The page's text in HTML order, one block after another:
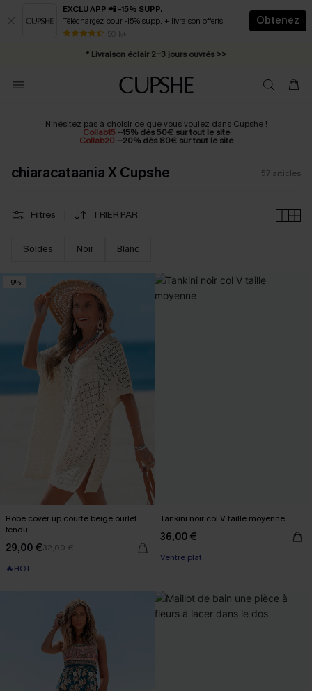
EXCLU APP 📲 -15% SUPP.
Téléchargez pour -15% supp. + livraison offerts !
50 k+
Obtenez
* Livraison éclair 2-3 jours ouvrés >>
Abonnement E-mail : -25% dès 4 achetés >>
N'hésitez pas à choisir ce que vous voulez dans Cupshe !
Collab15 --15% dès 50€ sur tout le site
Collab20 --20% dès 80€ sur tout le site
chiaracataania X Cupshe 57 articles
Filtres TRIER PAR
Soldes Noir Blanc
-9%
Robe cover up courte beige ourlet
fendu
29,00 €32,00 €
🔥HOT
Tankini noir col V taille moyenne
36,00 €
Ventre plat